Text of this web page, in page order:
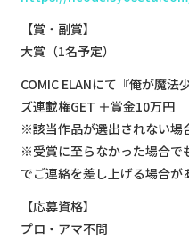
【賞・副賞】
大賞（1名予定）
COMIC ELANにて『俺が魔法
ズ連載権GET ＋賞金10万円
※該当作品が選出されない場
※受賞に至らなかった場合で
でご連絡を差し上げる場合が
【応募資格】
プロ・アマ不問